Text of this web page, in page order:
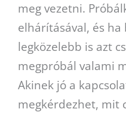
meg vezetni.
elhárításával, és ha
legközelebb is azt
megpróbál valami
Akinek jó a
megkérdezhet, mit